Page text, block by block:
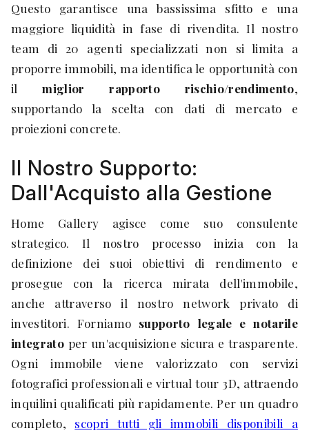
Questo garantisce una bassissima sfitto e una
maggiore liquidità in fase di rivendita. Il nostro
team di 20 agenti specializzati non si limita a
proporre immobili, ma identifica le opportunità con
ilmiglior rapporto rischio/rendimento,
supportando la scelta con dati di mercato e
proiezioni concrete.
Il Nostro Supporto:
Dall'Acquisto alla Gestione
Home Gallery agisce come suo consulente
strategico. Il nostro processo inizia con la
definizione dei suoi obiettivi di rendimento e
prosegue con la ricerca mirata dell'immobile,
anche attraverso il nostro network privato di
investitori. Forniamo supporto legale e notarile
integratoper un'acquisizione sicura e trasparente.
Ogni immobile viene valorizzato con servizi
fotografici professionali e virtual tour 3D, attraendo
inquilini qualificati più rapidamente. Per un quadro
completo, scopri tutti gli immobili disponibili a